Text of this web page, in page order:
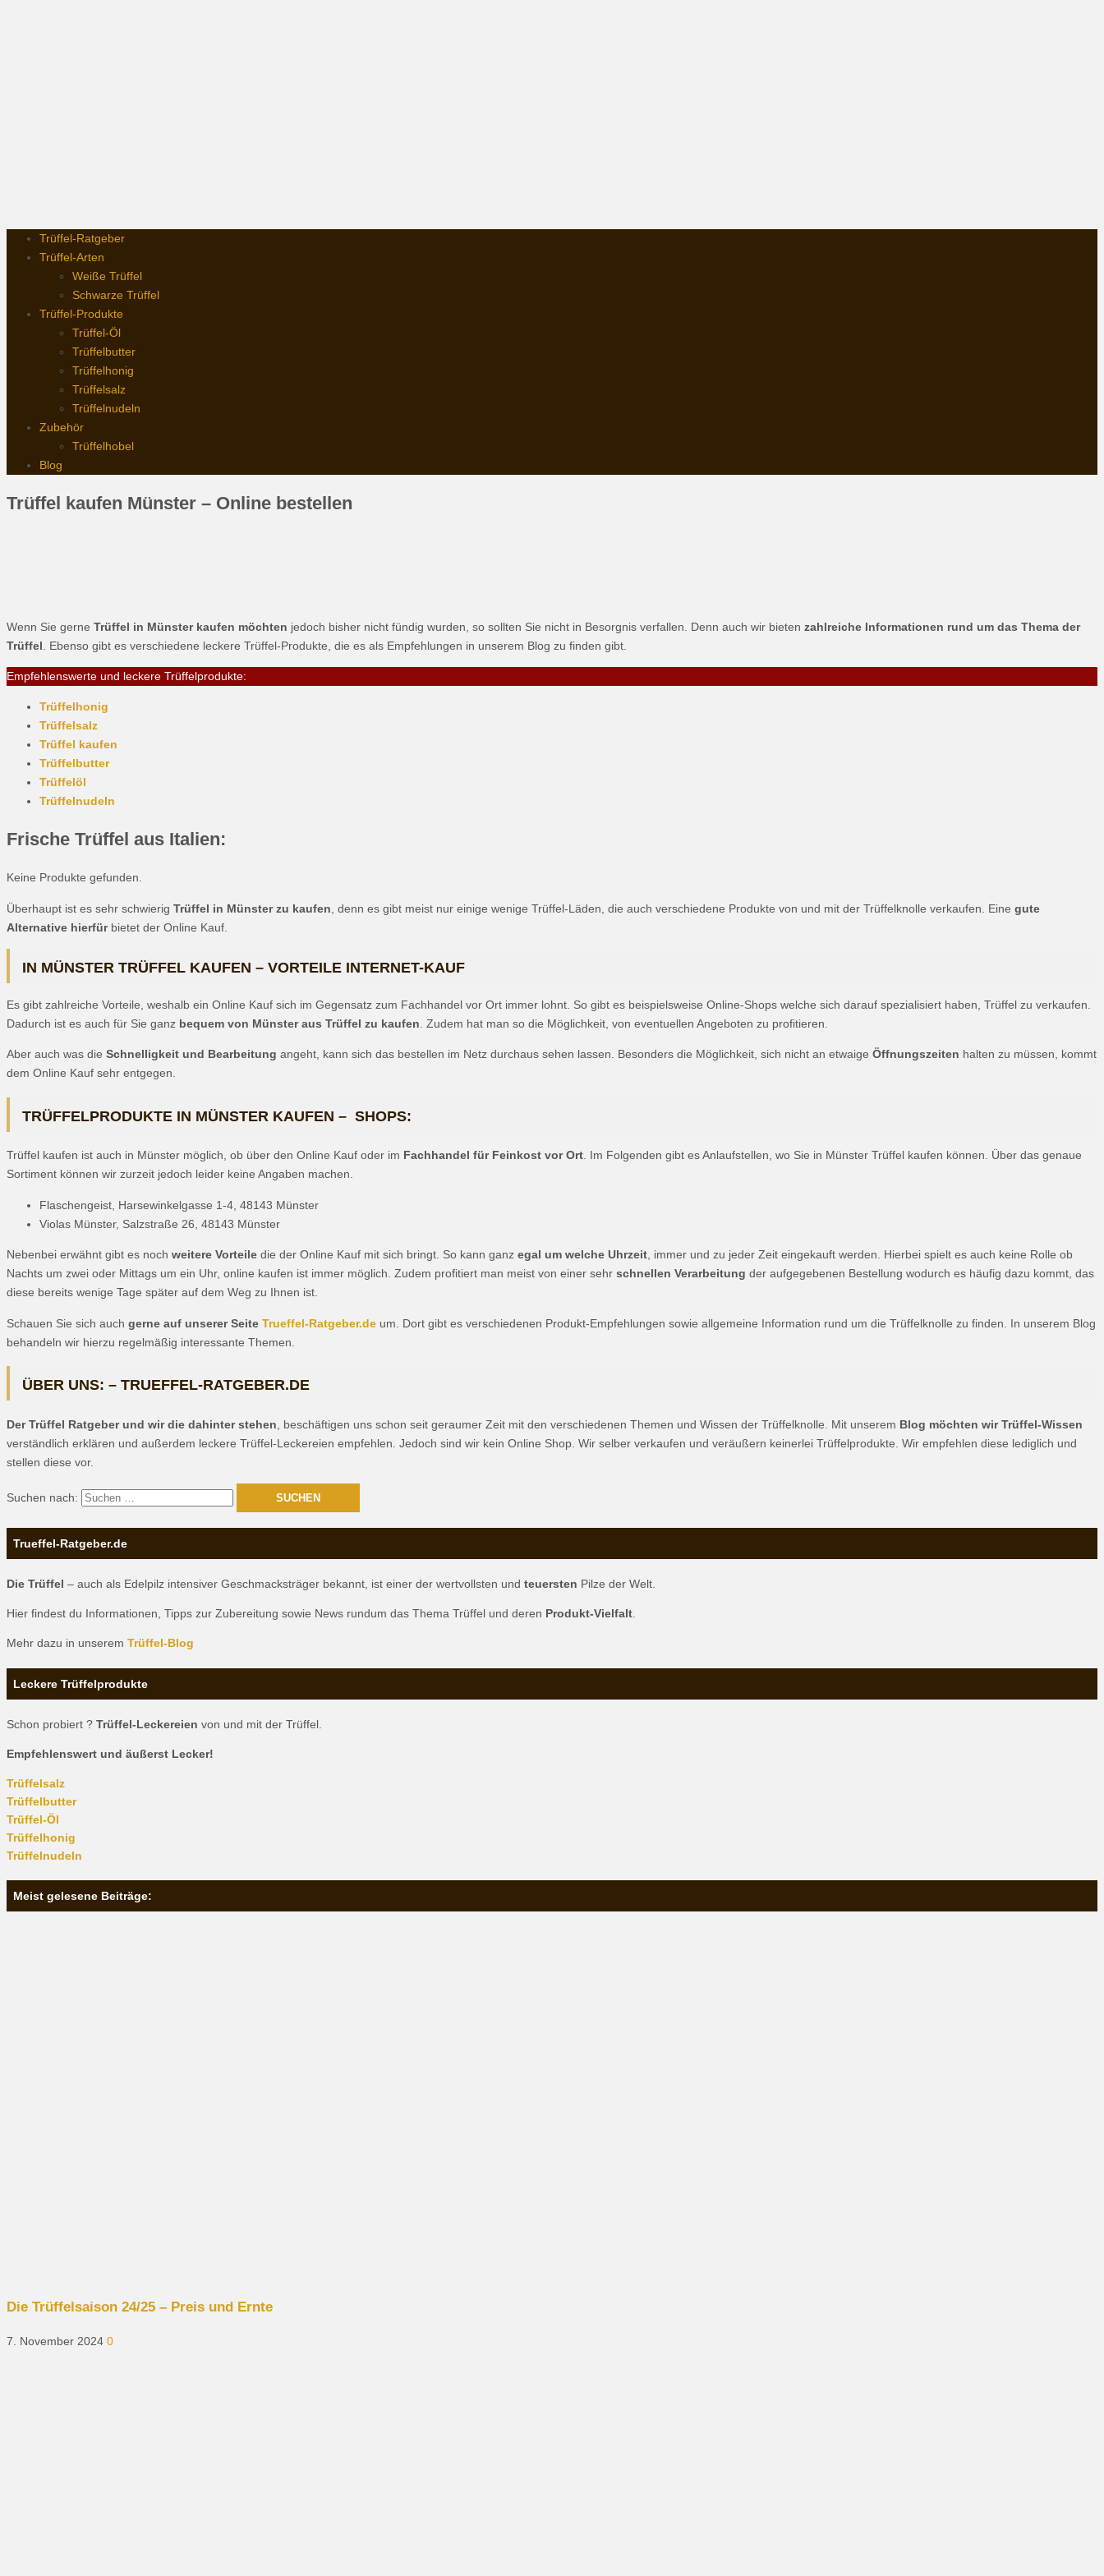
Trüffel-Ratgeber
Trüffel-Arten
Weiße Trüffel
Schwarze Trüffel
Trüffel-Produkte
Trüffel-Öl
Trüffelbutter
Trüffelhonig
Trüffelsalz
Trüffelnudeln
Zubehör
Trüffelhobel
Blog
Trüffel kaufen Münster – Online bestellen
Wenn Sie gerne Trüffel in Münster kaufen möchten jedoch bisher nicht fündig wurden, so sollten Sie nicht in Besorgnis verfallen. Denn auch wir bieten zahlreiche Informationen rund um das Thema der
Trüffel . Ebenso gibt es verschiedene leckere Trüffel-Produkte, die es als Empfehlungen in unserem Blog zu finden gibt.
Empfehlenswerte und leckere Trüffelprodukte:
Trüffelhonig
Trüffelsalz
Trüffel kaufen
Trüffelbutter
Trüffelöl
Trüffelnudeln
Frische Trüffel aus Italien:
Keine Produkte gefunden.
Überhaupt ist es sehr schwierig Trüffel in Münster zu kaufen , denn es gibt meist nur einige wenige Trüffel-Läden, die auch verschiedene Produkte von und mit der Trüffelknolle verkaufen. Eine gute
Alternative hierfürbietet der Online Kauf.
IN MÜNSTER TRÜFFEL KAUFEN – VORTEILE INTERNET-KAUF
Es gibt zahlreiche Vorteile, weshalb ein Online Kauf sich im Gegensatz zum Fachhandel vor Ort immer lohnt. So gibt es beispielsweise Online-Shops welche sich darauf spezialisiert haben, Trüffel zu verkaufen.
Dadurch ist es auch für Sie ganz bequem von Münster aus Trüffel zu kaufen . Zudem hat man so die Möglichkeit, von eventuellen Angeboten zu profitieren.
Aber auch was die Schnelligkeit und Bearbeitung angeht, kann sich das bestellen im Netz durchaus sehen lassen. Besonders die Möglichkeit, sich nicht an etwaige Öffnungszeiten halten zu müssen, kommt
dem Online Kauf sehr entgegen.
TRÜFFELPRODUKTE IN MÜNSTER KAUFEN – SHOPS:
Trüffel kaufen ist auch in Münster möglich, ob über den Online Kauf oder im Fachhandel für Feinkost vor Ort. Im Folgenden gibt es Anlaufstellen, wo Sie in Münster Trüffel kaufen können. Über das genaue
Sortiment können wir zurzeit jedoch leider keine Angaben machen.
Flaschengeist, Harsewinkelgasse 1-4, 48143 Münster
Violas Münster, Salzstraße 26, 48143 Münster
Nebenbei erwähnt gibt es noch weitere Vorteile die der Online Kauf mit sich bringt. So kann ganz egal um welche Uhrzeit , immer und zu jeder Zeit eingekauft werden. Hierbei spielt es auch keine Rolle ob
Nachts um zwei oder Mittags um ein Uhr, online kaufen ist immer möglich. Zudem profitiert man meist von einer sehr schnellen Verarbeitung der aufgegebenen Bestellung wodurch es häufig dazu kommt, das
diese bereits wenige Tage später auf dem Weg zu Ihnen ist.
Schauen Sie sich auch gerne auf unserer Seite Trueffel-Ratgeber.de um. Dort gibt es verschiedenen Produkt-Empfehlungen sowie allgemeine Information rund um die Trüffelknolle zu finden. In unserem Blog
behandeln wir hierzu regelmäßig interessante Themen.
ÜBER UNS: – TRUEFFEL-RATGEBER.DE
Der Trüffel Ratgeber und wir die dahinter stehen , beschäftigen uns schon seit geraumer Zeit mit den verschiedenen Themen und Wissen der Trüffelknolle. Mit unserem Blog möchten wir Trüffel-Wissen
verständlich erklären und außerdem leckere Trüffel-Leckereien empfehlen. Jedoch sind wir kein Online Shop. Wir selber verkaufen und veräußern keinerlei Trüffelprodukte. Wir empfehlen diese lediglich und
stellen diese vor.
Suchen nach:
Trueffel-Ratgeber.de
Die Trüffel – auch als Edelpilz intensiver Geschmacksträger bekannt, ist einer der wertvollsten und teuersten Pilze der Welt.
Hier findest du Informationen, Tipps zur Zubereitung sowie News rundum das Thema Trüffel und deren Produkt-Vielfalt.
Mehr dazu in unserem Trüffel-Blog
Leckere Trüffelprodukte
Schon probiert ? Trüffel-Leckereien von und mit der Trüffel.
Empfehlenswert und äußerst Lecker!
Trüffelsalz
Trüffelbutter
Trüffel-Öl
Trüffelhonig
Trüffelnudeln
Meist gelesene Beiträge:
Die Trüffelsaison 24/25 – Preis und Ernte
7. November 2024 0